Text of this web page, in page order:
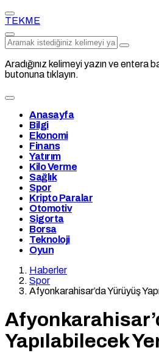
TEKME
Aradığınız kelimeyi yazın ve entera
butonuna tıklayın.
Anasayfa
Bilgi
Ekonomi
Finans
Yatırım
Kilo Verme
Sağlık
Spor
Kripto Paralar
Otomotiv
Sigorta
Borsa
Teknoloji
Oyun
Haberler
Spor
Afyonkarahisar’da Yürüyüş
Yapılabilecek